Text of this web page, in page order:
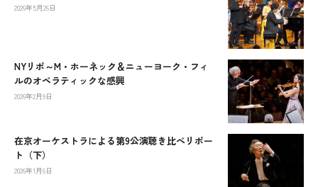
2026年5月26日
NYリポ～M・ホーネック＆ニューヨーク・フィ
ルのオペラティックな感興
2026年2月9日
在京オーケストラによる第9公演聴き比べリポー
ト（下）
2026年1月6日